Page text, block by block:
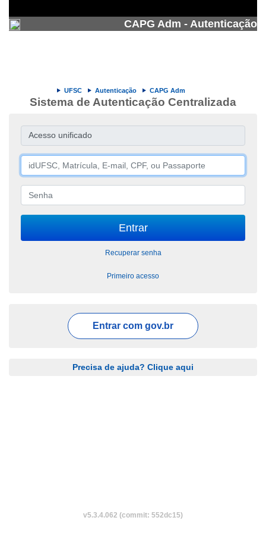
CAPG Adm - Autenticação
UFSC Autenticação CAPG Adm
Sistema de Autenticação Centralizada
Acesso unificado
Recuperar senha
Primeiro acesso
Entrar com gov.br
Precisa de ajuda? Clique aqui
v5.3.4.062 (commit: 552dc15)